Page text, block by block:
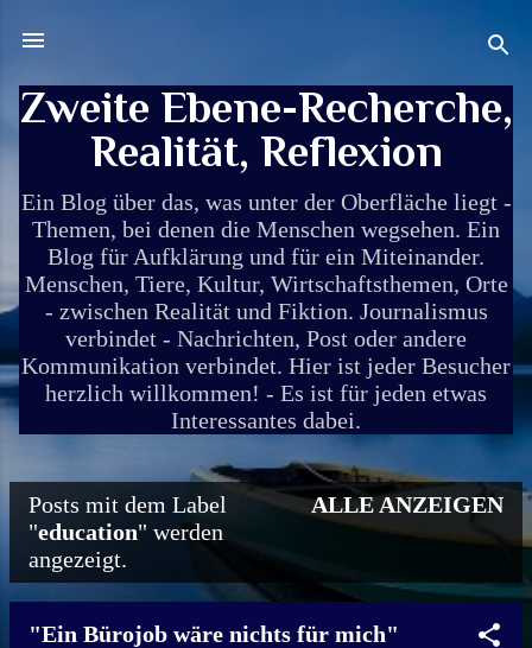
Zweite Ebene-Recherche,
Realität, Reflexion
Ein Blog über das, was unter der Oberfläche liegt -
Themen, bei denen die Menschen wegsehen. Ein
Blog für Aufklärung und für ein Miteinander.
Menschen, Tiere, Kultur, Wirtschaftsthemen, Orte
- zwischen Realität und Fiktion. Journalismus
verbindet - Nachrichten, Post oder andere
Kommunikation verbindet. Hier ist jeder Besucher
herzlich willkommen! - Es ist für jeden etwas
Interessantes dabei.
P
s
Posts mit dem Label
"education" werden
angezeigt.
ALLE ANZEIGEN
"Ein Bürojob wäre nichts für mich"